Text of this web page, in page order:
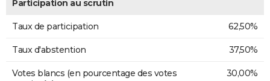
Participation au scrutin
Taux de participation 62,50%
Taux d'abstention 37,50%
Votes blancs (en pourcentage des votes
30,00%